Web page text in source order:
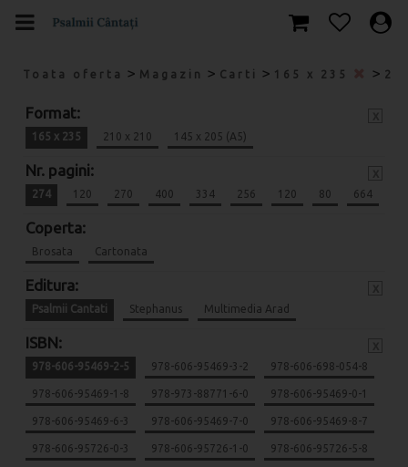
Toata oferta > Magazin > Carti > 165 x 235 >
Format:
165 x 235 210 x 210 145 x 205 (A5)
Nr. pagini:
274 120 270 400 334 256 120 80 664
Coperta:
Brosata Cartonata
Editura:
Psalmii Cantati Stephanus Multimedia Arad
ISBN:
978-606-95469-2-5 978-606-95469-3-2 978-606-698-054-8
978-606-95469-1-8 978-973-88771-6-0 978-606-95469-0-1
978-606-95469-6-3 978-606-95469-7-0 978-606-95469-8-7
978-606-95726-0-3 978-606-95726-1-0 978-606-95726-5-8